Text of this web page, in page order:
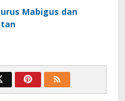
Mabigus dan